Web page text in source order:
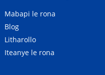
Mabapi le rona
Blog
Litharollo
Iteanye le rona